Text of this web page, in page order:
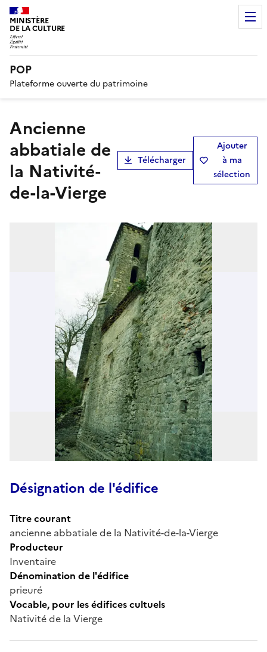
MINISTÈRE
DE LA CULTURE
POP
Plateforme ouverte du patrimoine
ancienne
abbatiale de
la Nativité-
de-la-Vierge
Télécharger
Ajouter
à ma
sélection
Désignation de l'édifice
Titre courant
ancienne abbatiale de la Nativité-de-la-Vierge
Producteur
Inventaire
Dénomination de l'édifice
prieuré
Vocable, pour les édifices cultuels
Nativité de la Vierge